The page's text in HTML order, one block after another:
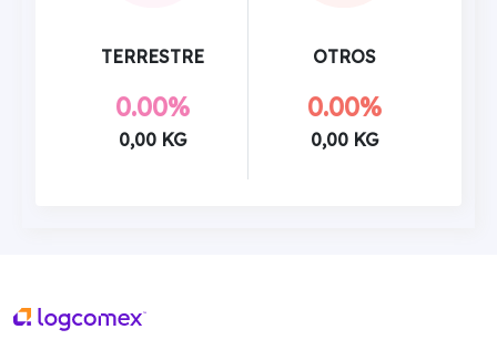
TERRESTRE
0.00%
0,00 KG
OTROS
0.00%
0,00 KG